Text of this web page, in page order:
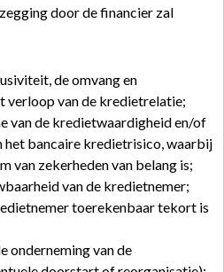
door de financier zal
de omvang en
verloop van de kredietrelatie;
van de kredietwaardigheid en/of
het bancaire kredietrisico, waarbij
van zekerheden van belang is;
van de kredietnemer;
toerekenbaar tekort is
onderneming van de